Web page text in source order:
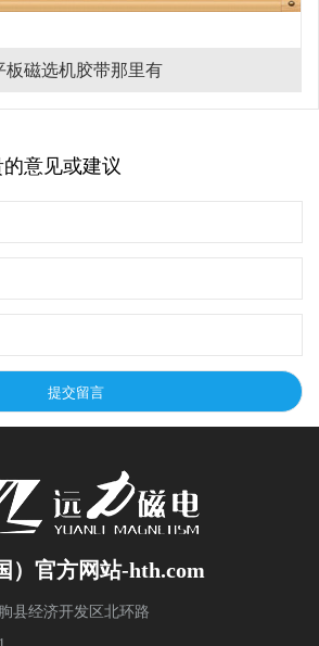
板磁选机胶带那里有
意见或建议
）官方网站-hth.com
县经济开发区北环路